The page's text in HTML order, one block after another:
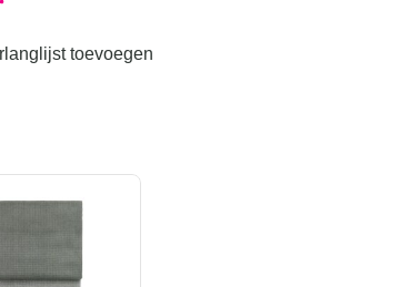
toevoegen
toevoegen